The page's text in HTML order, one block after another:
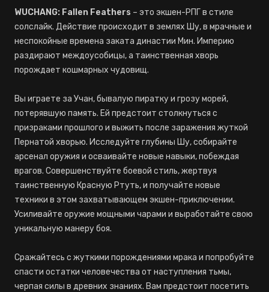
WUCHANG: Fallen Feathers – это экшен-РПГ в стиле
солслайк. Действие происходит в землях Шу, в мрачные и
неспокойные времена заката династии Мин. Империю
раздирают междоусобицы, а таинственная хворь
порождает кошмарных чудовищ.
Вы играете за Учан, бывалую пиратку и грозу морей,
потерявшую память. Ей предстоит столкнуться с
призраками прошлого и выжить после заражения жуткой
Пернатой хворью. Исследуйте глубины Шу, собирайте
арсенал оружия и осваивайте новые навыки, побеждая
врагов. Совершенствуйте боевой стиль, жертвуя
таинственную Красную Ртуть, и получайте новые
техники в этом захватывающем экшен-приключении.
Усиливайте оружие мощными чарами и выработайте свою
уникальную манеру боя.
Сражайтесь с жуткими порождениями мрака и попробуйте
спасти остатки человечества от наступления тьмы,
черпая силы в древних знаниях. Вам предстоит посетить